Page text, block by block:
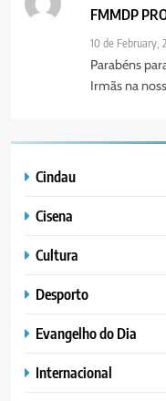
FMMDP
10 de February,
Parabéns
Irmãs na
Cindau
Cisena
Cultura
Desporto
Evangelho do Dia
Internacional